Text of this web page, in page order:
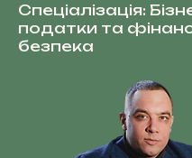
Спеціалізація:
податки та
безпека